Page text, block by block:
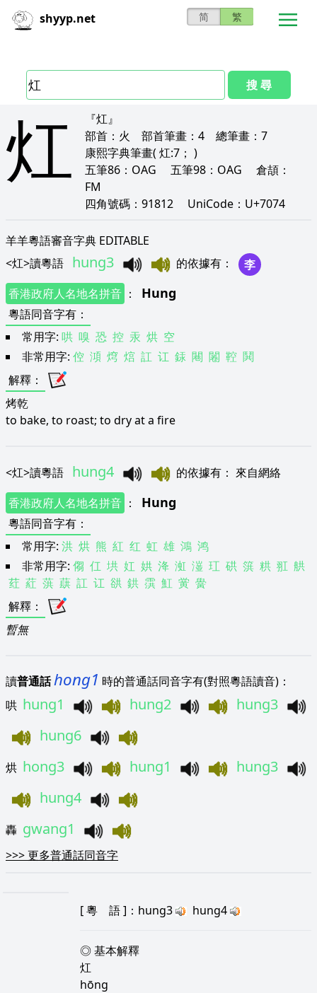
shyyp.net 简 繁
搜 尋
灴
『灴』
部首： 火 部首筆畫： 4 總筆畫： 7
康熙字典筆畫( 灴:7； )
五筆86： OAG 五筆98： OAG 倉頡：
FM
四角號碼： 91812 UniCode： U+7074
羊羊粵語審音字典 EDITABLE
<灴>讀粵語 hung3 的依據有 ：
李
香港政府人名地名拼音 ： Hung
粵語同音字有 ：
常用字: 哄 嗅 恐 控 汞 烘 空
非常用字: 倥 澒 焪 熍 訌 讧 銾 闀 闂 鞚 鬨
解釋 ：
烤乾
to bake, to roast; to dry at a fire
<灴>讀粵語 hung4 的依據有 ： 來自網絡
香港政府人名地名拼音 ： Hung
粵語同音字有 ：
常用字: 洪 烘 熊 紅 红 虹 雄 鴻 鸿
非常用字: 㑳 仜 垬 妅 娂 洚 渱 潂 玒 硔 篊 粠 羾 舼
荭 葒 葓 蕻 訌 讧 谼 鉷 霟 魟 黉 黌
解釋 ：
暫無
讀普通話hong1 時的普通話同音字有(對照粵語讀音)：
哄 hung1 hung2
hung3
hung6
烘 hong3 hung1
hung3
hung4
轟 gwang1
>>>更多普通話同音字
[粵 語]：hung3 hung4
◎ 基本解釋
灴
hōng